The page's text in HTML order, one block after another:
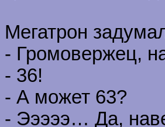
Мегатрон
- Громовержец,
- 36!
- А может 63?
- Эээээ… Да,